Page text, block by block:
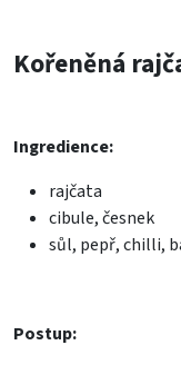
Kořeněná
Ingredience:
rajčata
cibule, česnek
sůl, pepř, chilli,
Postup: